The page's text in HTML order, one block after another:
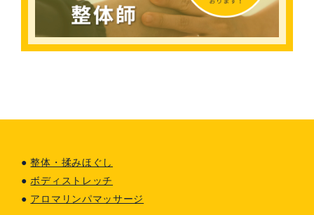
●整体・揉みほぐし
●ボディストレッチ
● アロマリンパマッサージ